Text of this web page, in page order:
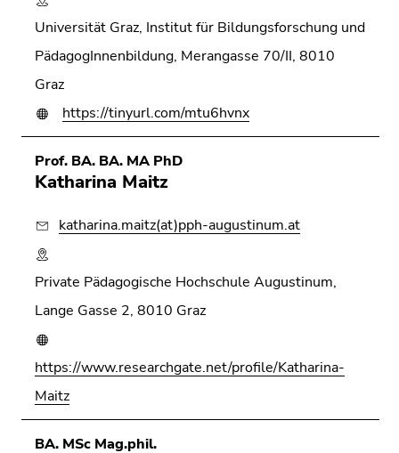
Universität Graz, Institut für Bildungsforschung und
PädagogInnenbildung, Merangasse 70/II, 8010
Graz
https://tinyurl.com/mtu6hvnx
Prof. BA. BA. MA PhD
Katharina Maitz
katharina.maitz(at)pph-augustinum.at
Private Pädagogische Hochschule Augustinum,
Lange Gasse 2, 8010 Graz
https://www.researchgate.net/profile/Katharina-
Maitz
BA. MSc Mag.phil.